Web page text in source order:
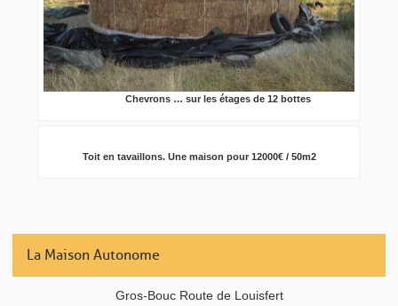
Chevrons … sur les étages de 12 bottes
Toit en tavaillons. Une maison pour 12000€ / 50m2
La Maison Autonome
Gros-Bouc Route de Louisfert